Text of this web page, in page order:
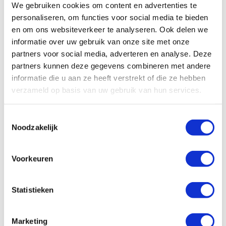
We gebruiken cookies om content en advertenties te
personaliseren, om functies voor social media te bieden
en om ons websiteverkeer te analyseren. Ook delen we
informatie over uw gebruik van onze site met onze
partners voor social media, adverteren en analyse. Deze
partners kunnen deze gegevens combineren met andere
informatie die u aan ze heeft verstrekt of die ze hebben
verzameld op basis van uw gebruik van hun services.
Noodzakelijk
Voorkeuren
Statistieken
Marketing
Zehnder WTW aansluitpakket rond
Toepassing: WTW